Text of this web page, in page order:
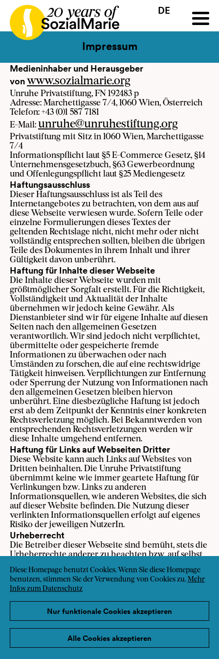
Diese Homepage benutzt Cookies. Wenn Sie diese Homepage
benutzen, stimmen Sie der Verwendung von Cookies zu. Mehr
Infos zum Datenschutz
Nur funktionale Cookies akzeptieren
Alle Cookies akzeptieren
DE
HU SK SL
ProjekteNews Downloads
Impressum
Medieninhaber und Herausgeber
vonwww.sozialmarie.org
Unruhe Privatstiftung, FN 192483 p
Adresse: Marchettigasse 7/4, 1060 Wien, Österreich
Telefon: +43 (0)1 587 7181
E-Mail: unruhe@unruhestiftung.org
Privatstiftung mit Sitz in 1060 Wien, Marchettigasse
7/4
Informationspflicht laut §5 E-Commerce Gesetz, §14
Unternehmensgesetzbuch, §63 Gewerbeordnung
und Offenlegungspflicht laut §25 Mediengesetz
Haftungsausschluss
Dieser Haftungsausschluss ist als Teil des
Internetangebotes zu betrachten, von dem aus auf
diese Webseite verwiesen wurde. Sofern Teile oder
einzelne Formulierungen dieses Textes der
geltenden Rechtslage nicht, nicht mehr oder nicht
vollständig entsprechen sollten, bleiben die übrigen
Teile des Dokumentes in ihrem Inhalt und ihrer
Gültigkeit davon unberührt.
Haftung für Inhalte dieser Webseite
Die Inhalte dieser Webseite wurden mit
größtmöglicher Sorgfalt erstellt. Für die Richtigkeit,
Vollständigkeit und Aktualität der Inhalte
übernehmen wir jedoch keine Gewähr. Als
Dienstanbieter sind wir für eigene Inhalte auf diesen
Seiten nach den allgemeinen Gesetzen
verantwortlich. Wir sind jedoch nicht verpflichtet,
übermittelte oder gespeicherte fremde
Informationen zu überwachen oder nach
Umständen zu forschen, die auf eine rechtswidrige
Tätigkeit hinweisen. Verpflichtungen zur Entfernung
oder Sperrung der Nutzung von Informationen nach
den allgemeinen Gesetzen bleiben hiervon
unberührt. Eine diesbezügliche Haftung ist jedoch
erst ab dem Zeitpunkt der Kenntnis einer konkreten
Rechtsverletzung möglich. Bei Bekanntwerden von
entsprechenden Rechtsverletzungen werden wir
diese Inhalte umgehend entfernen.
Haftung für Links auf Webseiten Dritter
Diese Website kann auch Links auf Websites von
Dritten beinhalten. Die Unruhe Privatstiftung
übernimmt keine wie immer geartete Haftung für
Verlinkungen bzw. Links zu anderen
Informationsquellen, wie anderen Websites, die sich
auf dieser Website befinden. Die Nutzung dieser
verlinkten Informationsquellen erfolgt auf eigenes
Risiko der jeweiligen NutzerIn.
Urheberrecht
Die Betreiber dieser Webseite sind bemüht, stets die
Urheberrechte anderer zu beachten bzw. auf selbst
erstellte sowie lizenzfreie Werke zurückzugreifen.
Die durch die Seitenbetreiber erstellten Inhalte und
Werke auf dieser Webseite unterliegen dem
Urheberrecht. Beiträge Dritter sind als solche
gekennzeichnet. Die Vervielfältigung, Bearbeitung,
Verbreitung und jede Art der Verwertung außerhalb
der Grenzen des Urheberrechtes bedürfen der
schriftlichen Zustimmung der jeweiligen AutorIn
bzw. ErstellerIn. Downloads und Kopien dieser Seite
sind nur für den privaten, nicht kommerziellen